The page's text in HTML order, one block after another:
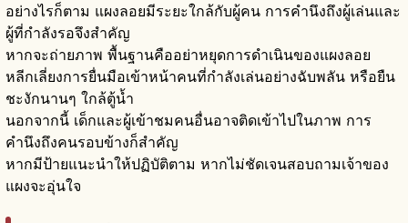
อย่างไรก็ตาม แผงลอยมีระยะใกล้กับผู้คน การคำนึงถึงผู้เล่นและ
ผู้ที่กำลังรอจึงสำคัญ
หากจะถ่ายภาพ พื้นฐานคืออย่าหยุดการดำเนินของแผงลอย
หลีกเลี่ยงการยื่นมือเข้าหน้าคนที่กำลังเล่นอย่างฉับพลัน หรือยืน
ชะงักนานๆ ใกล้ตู้น้ำ
นอกจากนี้ เด็กและผู้เข้าชมคนอื่นอาจติดเข้าไปในภาพ การ
คำนึงถึงคนรอบข้างก็สำคัญ
หากมีป้ายแนะนำให้ปฏิบัติตาม หากไม่ชัดเจนสอบถามเจ้าของ
แผงจะอุ่นใจ